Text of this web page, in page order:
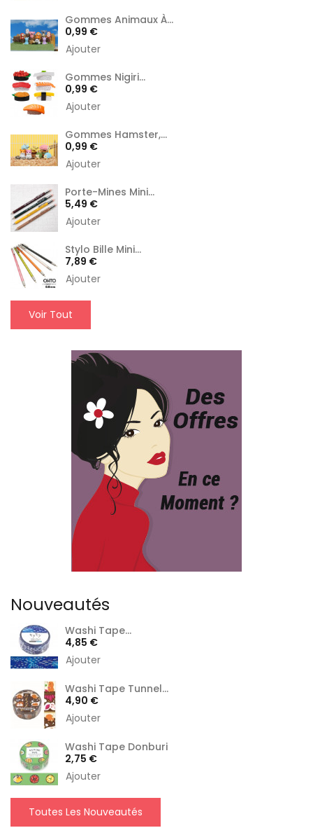
Gommes Animaux À...
Prix
0,99 €
Ajouter
Gommes Nigiri...
Prix
0,99 €
Ajouter
Gommes Hamster,...
Prix
0,99 €
Ajouter
Porte-Mines Mini...
Prix
5,49 €
Ajouter
Stylo Bille Mini...
Prix
7,89 €
Ajouter
Voir Tout
Nouveautés
Washi Tape...
Prix
4,85 €
Ajouter
Washi Tape Tunnel...
Prix
4,90 €
Ajouter
Washi Tape Donburi
Prix
2,75 €
Ajouter
Toutes Les Nouveautés